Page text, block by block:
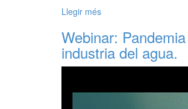
Llegir més
Webinar:
industria del agua.